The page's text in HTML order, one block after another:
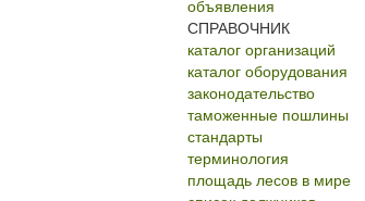
объявления
СПРАВОЧНИК
каталог организаций
каталог оборудования
законодательство
таможенные пошлины
стандарты
терминология
площадь лесов в мире